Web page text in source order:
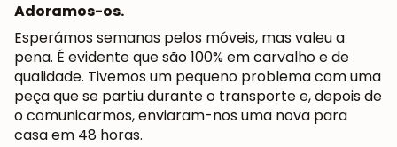
Adoramos-os.
Esperámos semanas pelos móveis, mas valeu a
pena. É evidente que são 100% em carvalho e de
qualidade. Tivemos um pequeno problema com uma
peça que se partiu durante o transporte e, depois de
o comunicarmos, enviaram-nos uma nova para
casa em 48 horas.
JUNTE-SE À NOSSA
COMUNIDADE
Obtém 5% de desconto.
Novidades e vantagens para subscritores.